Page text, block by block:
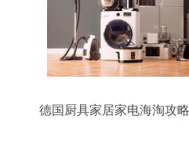
德国厨具家居家电海淘攻